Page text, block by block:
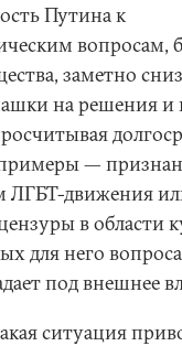
Путина к
вопросам,
заметно
на решения и
—
ЛГБТ-движения
в области
для него
под внешнее
ситуация